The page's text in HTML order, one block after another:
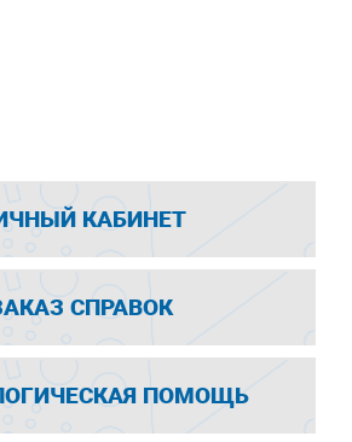
КАБИНЕТ
СПРАВОК
ПОМОЩЬ